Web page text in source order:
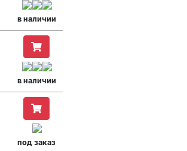
в наличии
в наличии
под заказ